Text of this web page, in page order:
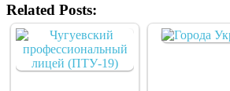
Related Posts: